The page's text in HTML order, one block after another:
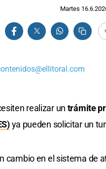
Martes
realizar un trámite
ya pueden solicitar un
cambio en el sistema de